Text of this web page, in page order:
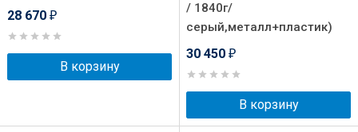
28 670 ₽
В корзину
/ 1840г/
серый,металл+пластик)
30 450 ₽
В корзину